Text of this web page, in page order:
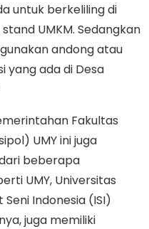
untuk berkeliling di
UMKM. Sedangkan
andong atau
yang ada di Desa
Fakultas
UMY ini juga
beberapa
UMY, Universitas
Indonesia (ISI)
juga memiliki